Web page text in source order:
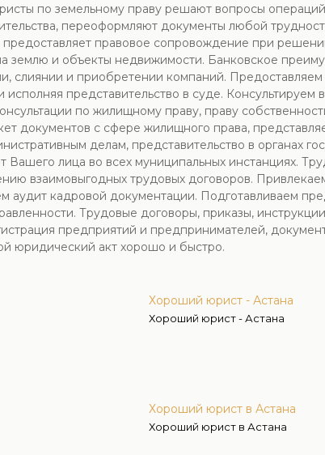
по земельному праву решают вопросы
переоформляют документы любой
правовое сопровождение при
землю и объекты недвижимости. Банковское
слиянии и приобретении компаний.
представительство в суде. Консультируем
по жилищному праву, праву
документов с сфере жилищного права,
делам, представительство в органах
лица во всех муниципальных инстанциях.
взаимовыгодных трудовых договоров.
аудит кадровой документации. Подготавливаем
Трудовые договоры, приказы,
предприятий и предпринимателей,
юридический акт хорошо и быстро.
Хороший юрист - Астана
Хороший юрист - Астана
Хороший юрист в Астана
Хороший юрист в Астана